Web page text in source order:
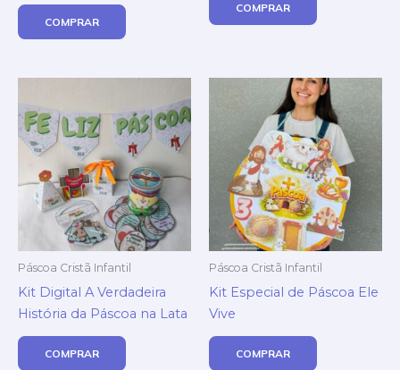
COMPRAR
COMPRAR
Páscoa Cristã Infantil
Kit Digital A Verdadeira
História da Páscoa na Lata
COMPRAR
Páscoa Cristã Infantil
Kit Especial de Páscoa Ele
Vive
COMPRAR